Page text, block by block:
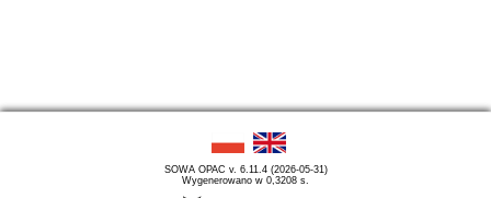
SOWA OPAC v. 6.11.4 (2026-05-31)
Wygenerowano w 0,3208 s.